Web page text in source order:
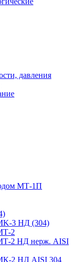
давления
МТ-1П
3 НД (304)
2
2 НД нерж. AISI
2 НД AISI 304